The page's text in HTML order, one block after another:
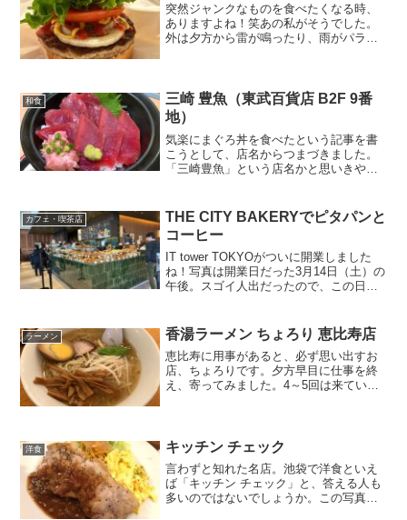
突然ジャンクなものを食べたくなる時、
ありますよね！笑あの私がそうでした。
外は夕方から雷が鳴ったり、雨がパラつ
ャンクなものを食べたい…...
和食
三崎 豊魚（東武百貨店 B2F 9番
地）
気楽にまぐろ丼を食べたという記事を書
こうとして、店名からつまづきました。
「三崎豊魚」という店名かと思いきや、
すると、B2F 9番地に 「三崎豊魚」 、
B2F 10番地に「...
カフェ・喫茶店
THE CITY BAKERYでピタパンと
コーヒー
IT tower TOKYOがついに開業しました
ね！写真は開業日だった3月14日（土）の
午後。スゴイ人出だったので、この日は
人気があり過ぎなのか。画像の左側に見
え...
ラーメン 香湯ラーメン ちょろり 恵比寿店
恵比寿に用事があると、必ず思い出すお
店、ちょろりです。夕方早目に仕事を終
え、寄ってみました。4～5回は来ている
主さんが営業されたお店...
洋食 キッチン チェック
言わずと知れた名店。池袋で洋食といえ
ば「キッチン チェック」と、答える人も
多いのではないでしょうか。この写真は